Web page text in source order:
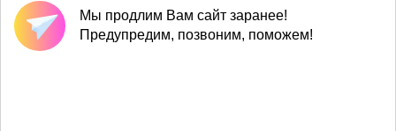
Мы продлим Вам сайт заранее!
Предупредим, позвоним, поможем!